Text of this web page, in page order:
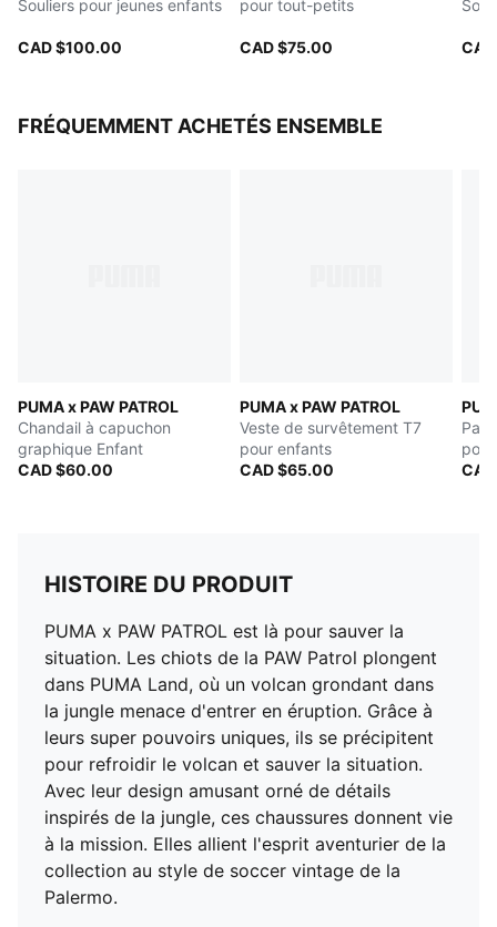
immédiat
Détails de comarquage
Souliers pour jeunes enfants
CAD $100.00
pour tout-petits
CAD $75.00
FRÉQUEMMENT ACHETÉS ENSEMBLE
PUMA x PAW PATROL
Chandail à capuchon
graphique Enfant
CAD $60.00
PUMA x PAW PATROL
Veste de survêtement T7
pour enfants
CAD $65.00
HISTOIRE DU PRODUIT
PUMA x PAW PATROL est là pour sauver la
situation. Les chiots de la PAW Patrol plongent
dans PUMA Land, où un volcan grondant dans
la jungle menace d'entrer en éruption. Grâce à
leurs super pouvoirs uniques, ils se précipitent
pour refroidir le volcan et sauver la situation.
Avec leur design amusant orné de détails
inspirés de la jungle, ces chaussures donnent vie
à la mission. Elles allient l'esprit aventurier de la
collection au style de soccer vintage de la
Palermo.